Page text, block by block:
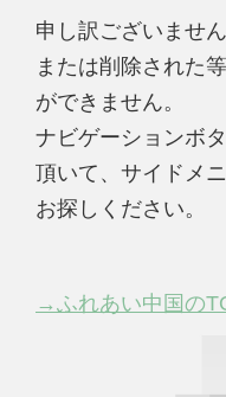
申し訳ございませ
または削除された
ができません。
ナビゲーションボ
頂いて、サイドメ
お探しください。
→ふれあい中国の